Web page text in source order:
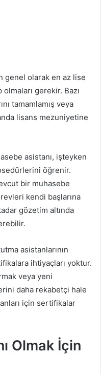
genel olarak en az lise
gerekir. Bazı
tamamlamış veya
lisans mezuniyetine
asistanı, işteyken
öğrenir.
bir muhasebe
kendi başlarına
gözetim altında
asistanlarının
ihtiyaçları yoktur.
veya yeni
daha rekabetçi hale
için sertifikalar
Olmak İçin